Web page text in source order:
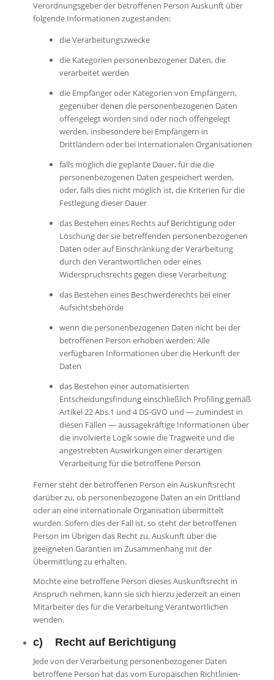
Verordnungsgeber der betroffenen Person Auskunft über
folgende Informationen zugestanden:
die Verarbeitungszwecke
die Kategorien personenbezogener Daten, die
verarbeitet werden
die Empfänger oder Kategorien von Empfängern,
gegenüber denen die personenbezogenen Daten
offengelegt worden sind oder noch offengelegt
werden, insbesondere bei Empfängern in
Drittländern oder bei internationalen Organisationen
falls möglich die geplante Dauer, für die die
personenbezogenen Daten gespeichert werden,
oder, falls dies nicht möglich ist, die Kriterien für die
Festlegung dieser Dauer
das Bestehen eines Rechts auf Berichtigung oder
Löschung der sie betreffenden personenbezogenen
Daten oder auf Einschränkung der Verarbeitung
durch den Verantwortlichen oder eines
Widerspruchsrechts gegen diese Verarbeitung
das Bestehen eines Beschwerderechts bei einer
Aufsichtsbehörde
wenn die personenbezogenen Daten nicht bei der
betroffenen Person erhoben werden: Alle
verfügbaren Informationen über die Herkunft der
Daten
das Bestehen einer automatisierten
Entscheidungsfindung einschließlich Profiling gemäß
Artikel 22 Abs.1 und 4 DS-GVO und — zumindest in
diesen Fällen — aussagekräftige Informationen über
die involvierte Logik sowie die Tragweite und die
angestrebten Auswirkungen einer derartigen
Verarbeitung für die betroffene Person
Ferner steht der betroffenen Person ein Auskunftsrecht
darüber zu, ob personenbezogene Daten an ein Drittland
oder an eine internationale Organisation übermittelt
wurden. Sofern dies der Fall ist, so steht der betroffenen
Person im Übrigen das Recht zu, Auskunft über die
geeigneten Garantien im Zusammenhang mit der
Übermittlung zu erhalten.
Möchte eine betroffene Person dieses Auskunftsrecht in
Anspruch nehmen, kann sie sich hierzu jederzeit an einen
Mitarbeiter des für die Verarbeitung Verantwortlichen
wenden.
c) Recht auf Berichtigung
Jede von der Verarbeitung personenbezogener Daten
betroffene Person hat das vom Europäischen Richtlinien-